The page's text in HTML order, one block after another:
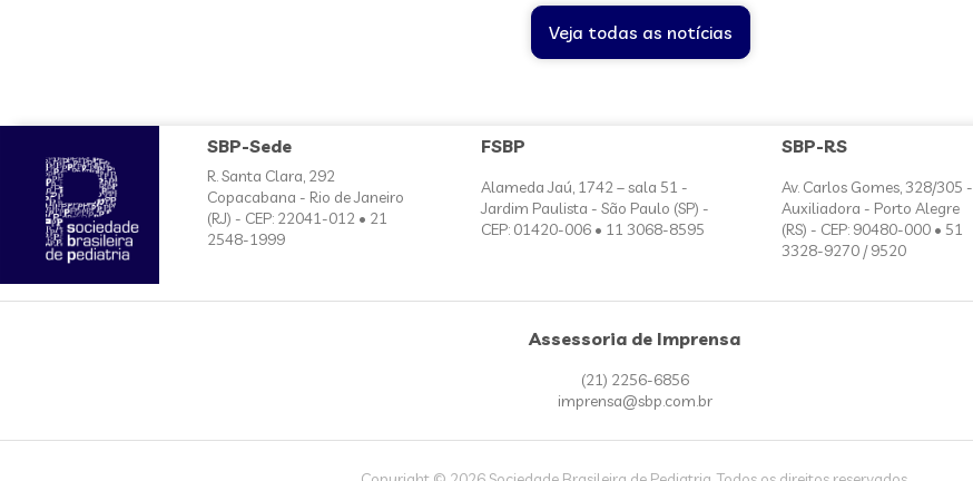
Veja todas as notícias
SBP-Sede
R. Santa Clara, 292
Copacabana - Rio de Janeiro
(RJ) - CEP: 22041-012 • 21
2548-1999
FSBP
Alameda Jaú, 1742 – sala 51 -
Jardim Paulista - São Paulo (SP) -
CEP: 01420-006 • 11 3068-8595
SBP-RS
Av. Carlos Gomes, 328/305 -
Auxiliadora - Porto Alegre
(RS) - CEP: 90480-000 • 51
3328-9270 / 9520
Assessoria de Imprensa
(21) 2256-6856
imprensa@sbp.com.br